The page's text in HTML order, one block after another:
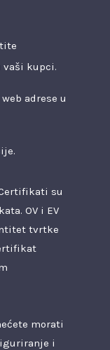
kupci.
adrese u
su
OV i EV
tvrtke
morati
i